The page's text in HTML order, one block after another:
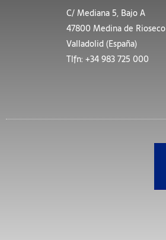
C/ Mediana 5, Bajo A
47800 Medina de Rioseco
Valladolid (España)
Tlfn: +34 983 725 000